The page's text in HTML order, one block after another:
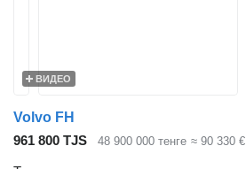
ВИДЕО
Volvo FH
961 800 TJS
48 900 000 тенге ≈ 90 330 €